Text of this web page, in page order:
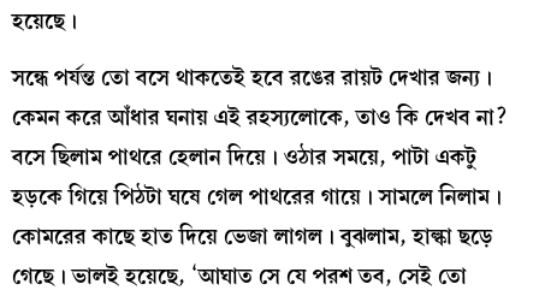
হয়েছে।
সন্ধে পর্যন্ত তো বসে থাকতেই হবে রঙের রায়ট দেখার জন্য।
কেমন করে আঁধার ঘনায় এই রহস্যলোকে, তাও কি দেখব না?
বসে ছিলাম পাথরে হেলান দিয়ে। ওঠার সময়ে, পাটা একটু
হড়কে গিয়ে পিঠটা ঘষে গেল পাথরের গায়ে। সামলে নিলাম।
কোমরের কাছে হাত দিয়ে ভেজা লাগল। বুঝলাম, হাল্কা ছড়ে
গেছে। ভালই হয়েছে, ‘আঘাত সে যে পরশ তব, সেই তো